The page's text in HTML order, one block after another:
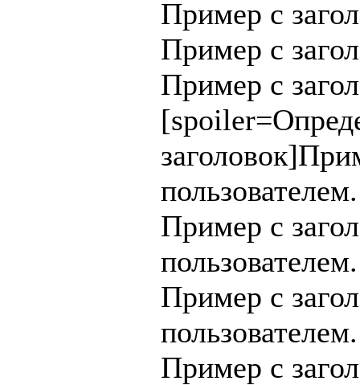
Пример с
Пример с
Пример с
пользователем.
Пример с
пользователем.
Пример с
пользователем.
Пример с